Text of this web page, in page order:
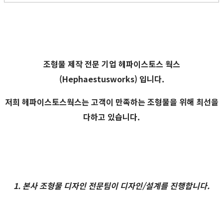
조형물 제작 전문 기업 헤파이스토스 웍스
(Hephaestusworks) 입니다.
저희 헤파이스토스웍스는 고객이 만족하는 조형물을 위해 최선을
다하고 있습니다.
1. 본사 조형물 디자인 전문팀이 디자인/설계를 진행합니다.